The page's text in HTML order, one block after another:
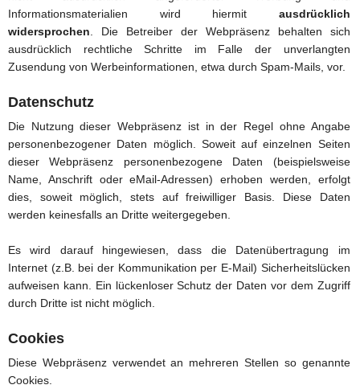
Informationsmaterialien wird hiermit ausdrücklich
widersprochen . Die Betreiber der Webpräsenz behalten sich
ausdrücklich rechtliche Schritte im Falle der unverlangten
Zusendung von Werbeinformationen, etwa durch Spam-Mails, vor.
Datenschutz
Die Nutzung dieser Webpräsenz ist in der Regel ohne Angabe
personenbezogener Daten möglich. Soweit auf einzelnen Seiten
dieser Webpräsenz personenbezogene Daten (beispielsweise
Name, Anschrift oder eMail-Adressen) erhoben werden, erfolgt
dies, soweit möglich, stets auf freiwilliger Basis. Diese Daten
werden keinesfalls an Dritte weitergegeben.
Es wird darauf hingewiesen, dass die Datenübertragung im
Internet (z.B. bei der Kommunikation per E-Mail) Sicherheitslücken
aufweisen kann. Ein lückenloser Schutz der Daten vor dem Zugriff
durch Dritte ist nicht möglich.
Cookies
Diese Webpräsenz verwendet an mehreren Stellen so genannte
Cookies.